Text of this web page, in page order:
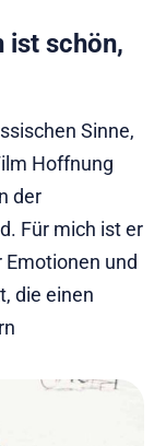
ist schön,
Sinne,
Hoffnung
der
Für mich ist er
Emotionen und
die einen